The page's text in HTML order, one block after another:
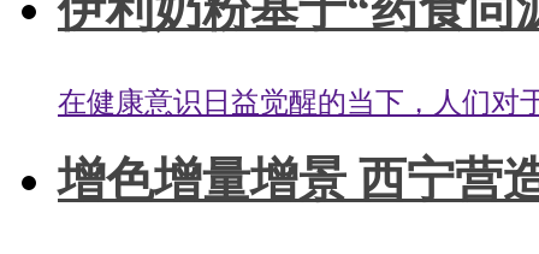
在健康意识日益觉醒的当下，人们对
增色增量增景 西宁营